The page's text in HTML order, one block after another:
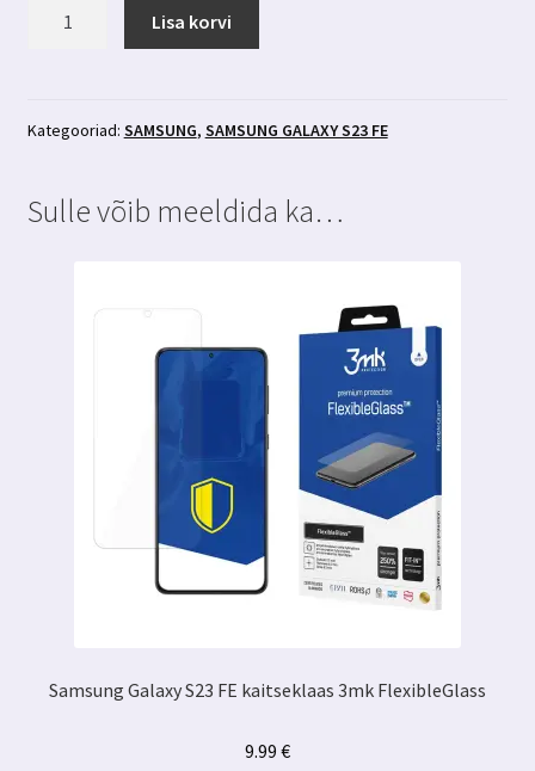
kaamera
Lens
Lisa korvi
Kategooriad: SAMSUNG, SAMSUNG GALAXY S23 FE
Sulle võib meeldida ka…
Samsung Galaxy S23 FE kaitseklaas 3mk FlexibleGlass
9.99 €